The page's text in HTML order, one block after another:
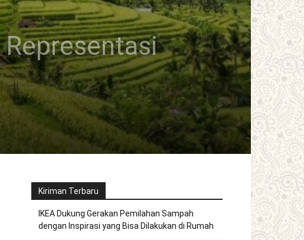
Kiriman Terbaru
IKEA Dukung Gerakan Pemilahan Sampah
dengan Inspirasi yang Bisa Dilakukan di Rumah